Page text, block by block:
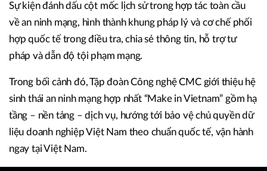
Sự kiện đánh dấu cột mốc lịch sử trong hợp tác toàn cầu
về an ninh mạng, hình thành khung pháp lý và cơ chế phối
hợp quốc tế trong điều tra, chia sẻ thông tin, hỗ trợ tư
pháp và dẫn độ tội phạm mạng.
Trong bối cảnh đó, Tập đoàn Công nghệ CMC giới thiệu hệ
sinh thái an ninh mạng hợp nhất “Make in Vietnam” gồm hạ
tầng – nền tảng – dịch vụ, hướng tới bảo vệ chủ quyền dữ
liệu doanh nghiệp Việt Nam theo chuẩn quốc tế, vận hành
ngay tại Việt Nam.